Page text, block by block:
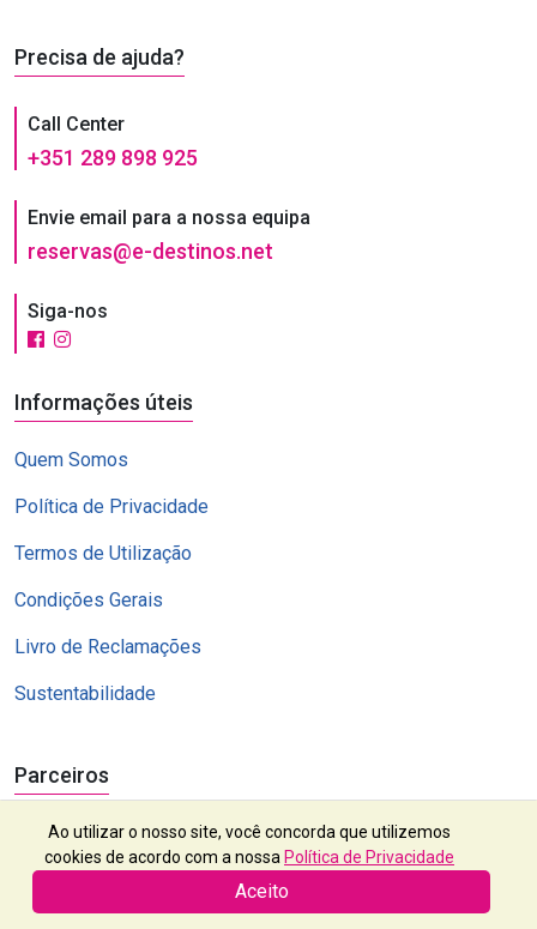
Precisa de ajuda?
Call Center
+351 289 898 925
Envie email para a nossa equipa
reservas@e-destinos.net
Siga-nos
Informações úteis
Quem Somos
Política de Privacidade
Termos de Utilização
Condições Gerais
Livro de Reclamações
Sustentabilidade
Parceiros
Ao utilizar o nosso site, você concorda que utilizemos
cookies de acordo com a nossa Política de Privacidade
Aceito